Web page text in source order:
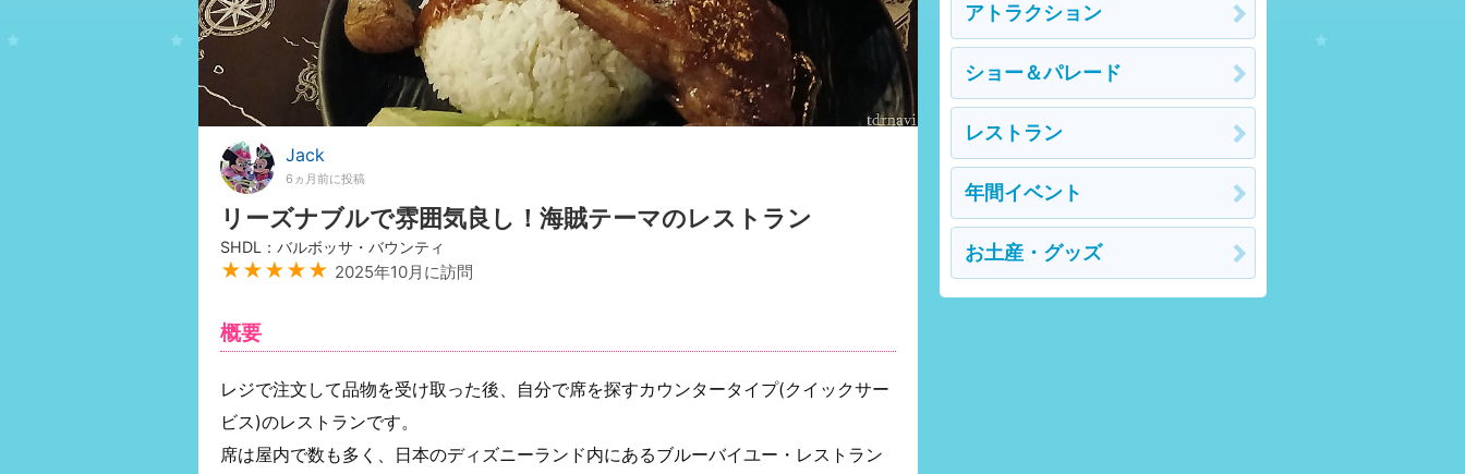
Jack
6ヵ月前に投稿
リーズナブルで雰囲気良し！海賊テーマのレストラン
SHDL：バルボッサ・バウンティ
★★★★★ 2025年10月に訪問
概要
レジで注文して品物を受け取った後、自分で席を探すカウンタータイプ(クイックサー
ビス)のレストランです。
席は屋内で数も多く、日本のディズニーランド内にあるブルーバイユー・レストラン
アトラクション
ショー＆パレード
レストラン
年間イベント
お土産・グッズ